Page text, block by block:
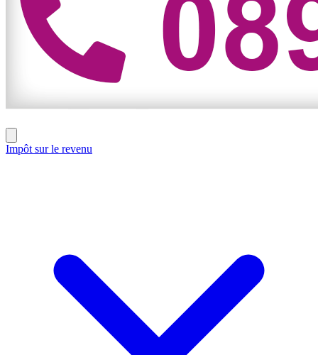
Impôt sur le revenu